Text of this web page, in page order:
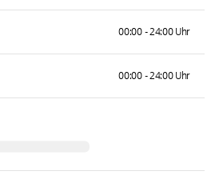
00:00 - 24:00 Uhr
00:00 - 24:00 Uhr